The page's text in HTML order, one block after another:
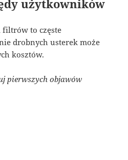
użytkowników
to częste
drobnych usterek może
kosztów.
pierwszych objawów